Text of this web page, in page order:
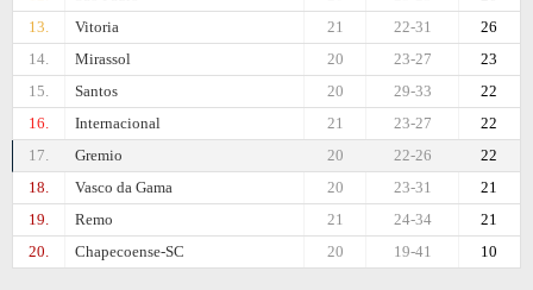
13.
Vitoria 26
22-31
21
14.
Mirassol 23
23-27
20
15.
Santos 22
29-33
20
16.
Internacional 22
23-27
21
17.
Gremio 22
22-26
20
18.
Vasco da Gama 21
23-31
20
19.
Remo 21
24-34
21
20.
Chapecoense-SC 10
19-41
20